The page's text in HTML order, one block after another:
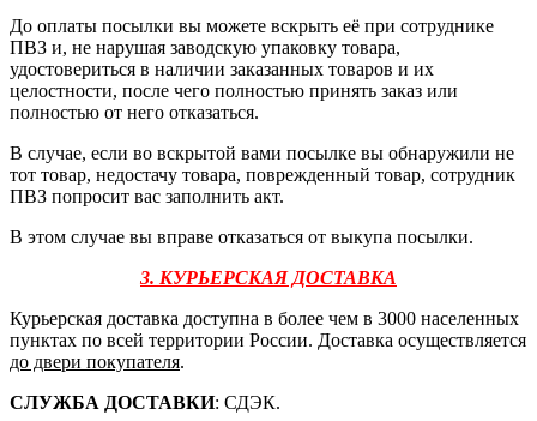
До оплаты посылки вы можете вскрыть её при сотруднике
ПВЗ и, не нарушая заводскую упаковку товара,
удостовериться в наличии заказанных товаров и их
целостности, после чего полностью принять заказ или
полностью от него отказаться.
В случае, если во вскрытой вами посылке вы обнаружили не
тот товар, недостачу товара, поврежденный товар, сотрудник
ПВЗ попросит вас заполнить акт.
В этом случае вы вправе отказаться от выкупа посылки.
3. КУРЬЕРСКАЯ ДОСТАВКА
Курьерская доставка доступна в более чем в 3000 населенных
пунктах по всей территории России. Доставка осуществляется
до двери покупателя.
СЛУЖБА ДОСТАВКИ: СДЭК.